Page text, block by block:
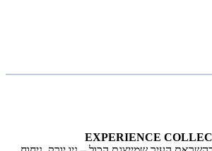
EXPERIENCE